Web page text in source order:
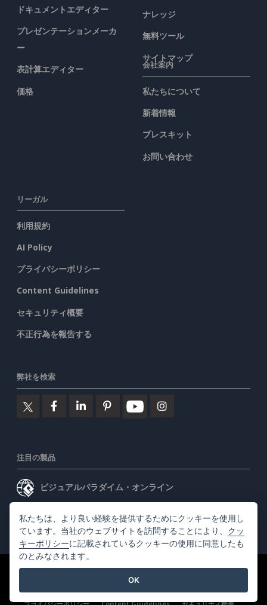
ドキュメントエディター
プレゼンテーションメーカ
ー
表計算エディター
価格
ナレッジ
無料ツール
サイトマップ
会社案内
私たちについて
新着情報
プレスキット
お問い合わせ
リーガル
利用規約
AI Policy
プライバシーポリシー
Content Guidelines
セキュリティ概要
不正行為を報告する
弊社を検索
注目の製品
ビジュアルパラダイム・オンライン
ビジュアルパラダイムデスクトップ
©2026 by Visual Paradigm. 全ての権利を有する
私たちは、より良い経験を提供するためにクッキーを使用し
ています。当社のウェブサイトを訪問することにより、 クッ
キーポリシーに記載されているクッキーの使用に同意したも
のとみなされます。
OK